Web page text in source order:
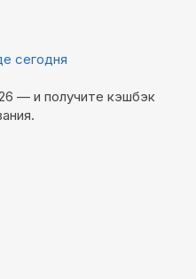
сегодня
— и получите кэшбэк